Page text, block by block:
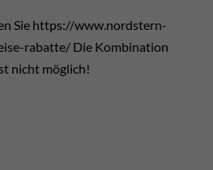
Sie https://www.nordstern-
rabatte/ Die Kombination
nicht möglich!